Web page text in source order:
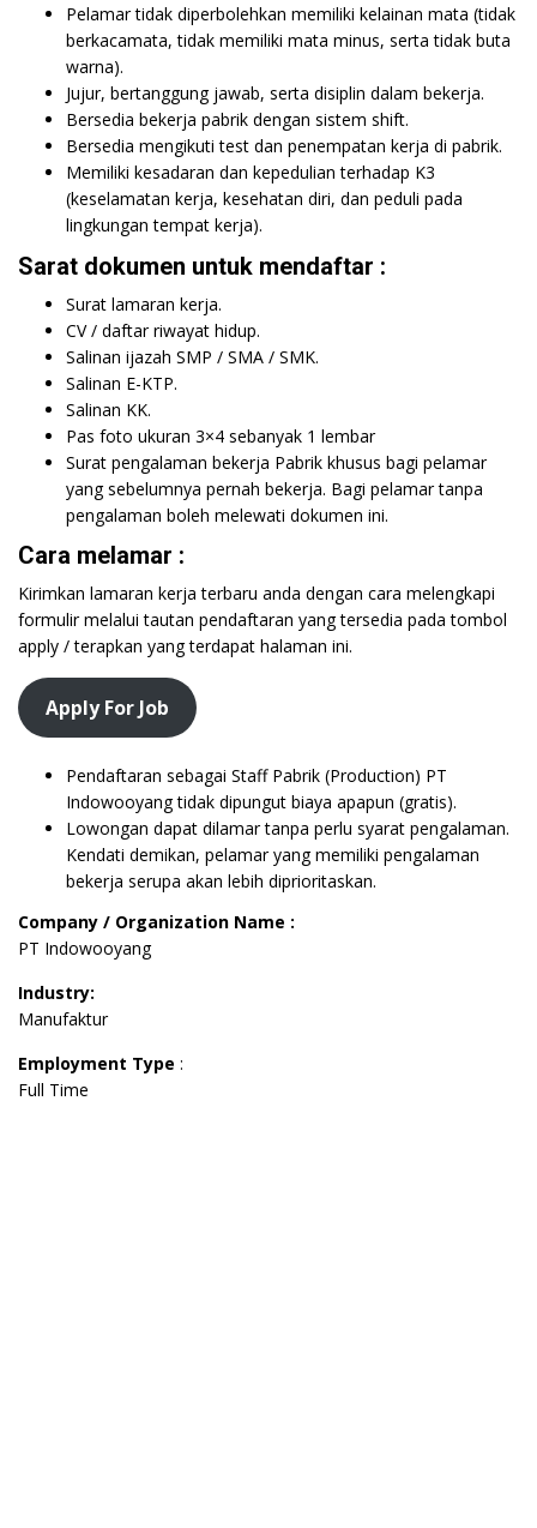
Pelamar tidak diperbolehkan memiliki kelainan mata (tidak
berkacamata, tidak memiliki mata minus, serta tidak buta
warna).
Jujur, bertanggung jawab, serta disiplin dalam bekerja.
Bersedia bekerja pabrik dengan sistem shift.
Bersedia mengikuti test dan penempatan kerja di pabrik.
Memiliki kesadaran dan kepedulian terhadap K3
(keselamatan kerja, kesehatan diri, dan peduli pada
lingkungan tempat kerja).
Sarat dokumen untuk mendaftar :
Surat lamaran kerja.
CV / daftar riwayat hidup.
Salinan ijazah SMP / SMA / SMK.
Salinan E-KTP.
Salinan KK.
Pas foto ukuran 3×4 sebanyak 1 lembar
Surat pengalaman bekerja Pabrik khusus bagi pelamar
yang sebelumnya pernah bekerja. Bagi pelamar tanpa
pengalaman boleh melewati dokumen ini.
Cara melamar :
Kirimkan lamaran kerja terbaru anda dengan cara melengkapi
formulir melalui tautan pendaftaran yang tersedia pada tombol
apply / terapkan yang terdapat halaman ini.
Apply For Job
Pendaftaran sebagai Staff Pabrik (Production) PT
Indowooyang tidak dipungut biaya apapun (gratis).
Lowongan dapat dilamar tanpa perlu syarat pengalaman.
Kendati demikan, pelamar yang memiliki pengalaman
bekerja serupa akan lebih diprioritaskan.
Company / Organization Name :
PT Indowooyang
Industry:
Manufaktur
Employment Type :
Full Time